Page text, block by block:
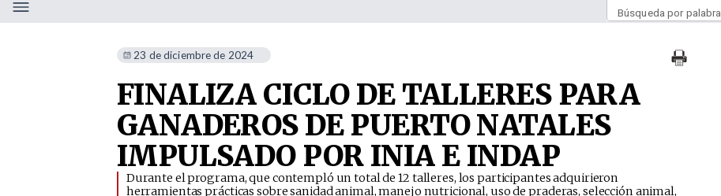
Búsqueda por palabra
23 de diciembre de 2024
FINALIZA CICLO DE TALLERES PARA
GANADEROS DE PUERTO NATALES
IMPULSADO POR INIA E INDAP
​Durante el programa, que contempló un total de 12 talleres, los participantes adquirieron
herramientas prácticas sobre sanidad animal, manejo nutricional, uso de praderas, selección animal,